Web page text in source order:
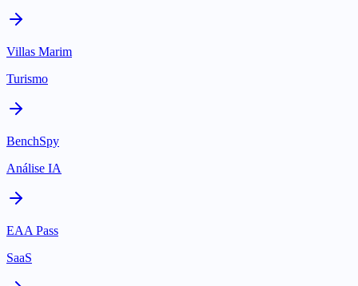
Villas Marim
Turismo
BenchSpy
Análise IA
EAA Pass
SaaS